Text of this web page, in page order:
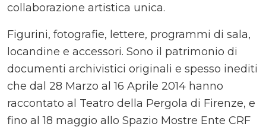
collaborazione artistica unica.
Figurini, fotografie, lettere, programmi di sala,
locandine e accessori. Sono il patrimonio di
documenti archivistici originali e spesso inediti
che dal 28 Marzo al 16 Aprile 2014 hanno
raccontato al Teatro della Pergola di Firenze, e
fino al 18 maggio allo Spazio Mostre Ente CRF